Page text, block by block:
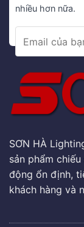
nhiều hơn nữa.
SƠN HÀ
sản phẩm
động ổn định,
khách hàng và